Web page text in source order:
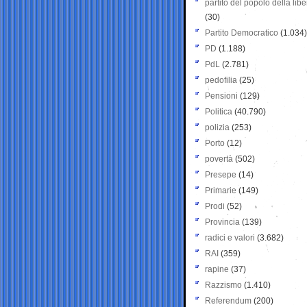
partito del popolo della
(30)
Partito Democratico (1.034)
PD (1.188)
PdL (2.781)
pedofilia (25)
Pensioni (129)
Politica (40.790)
polizia (253)
Porto (12)
povertà (502)
Presepe (14)
Primarie (149)
Prodi (52)
Provincia (139)
radici e valori (3.682)
RAI (359)
rapine (37)
Razzismo (1.410)
Referendum (200)